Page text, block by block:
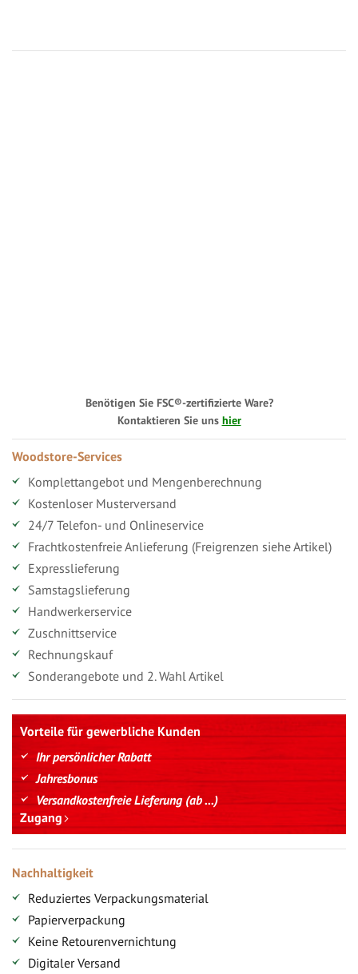
Benötigen Sie FSC®-zertifizierte Ware?
Kontaktieren Sie uns hier
Woodstore-Services
Komplettangebot und Mengenberechnung
Kostenloser Musterversand
24/7 Telefon- und Onlineservice
Frachtkostenfreie Anlieferung (Freigrenzen siehe Artikel)
Expresslieferung
Samstagslieferung
Handwerkerservice
Zuschnittservice
Rechnungskauf
Sonderangebote und 2. Wahl Artikel
Vorteile für gewerbliche Kunden
Ihr persönlicher Rabatt
Jahresbonus
Versandkostenfreie Lieferung (ab ...)
Zugang
Nachhaltigkeit
Reduziertes Verpackungsmaterial
Papierverpackung
Keine Retourenvernichtung
Digitaler Versand